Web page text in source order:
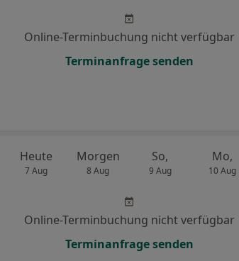
Online-Terminbuchung nicht verfügbar
Terminanfrage senden
Heute
7 Aug
Morgen
8 Aug
So,
9 Aug
Mo,
10 Aug
Online-Terminbuchung nicht verfügbar
Terminanfrage senden